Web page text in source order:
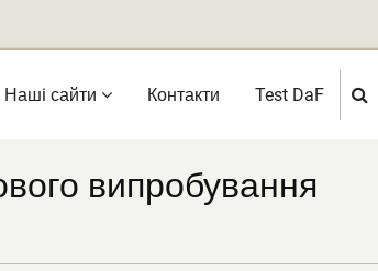
Нашi сайти Контакти Test DaF
випробування